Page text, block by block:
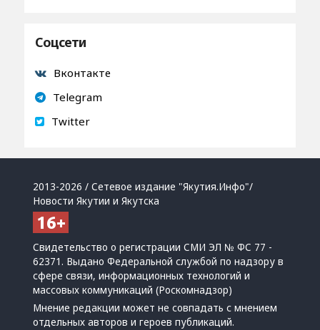
Соцсети
Вконтакте
Telegram
Twitter
2013-2026 / Сетевое издание "Якутия.Инфо"/
Новости Якутии и Якутска
Свидетельство о регистрации СМИ ЭЛ № ФС 77 -
62371. Выдано Федеральной службой по надзору в
сфере связи, информационных технологий и
массовых коммуникаций (Роскомнадзор)
Мнение редакции может не совпадать с мнением
отдельных авторов и героев публикаций.